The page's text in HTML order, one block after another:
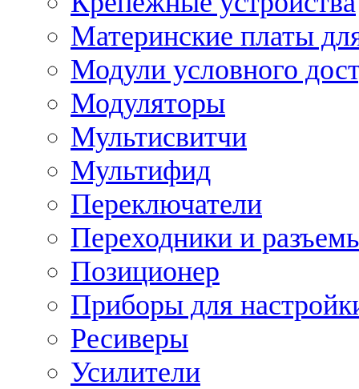
Материнские платы
Модули условного
Модуляторы
Мультисвитчи
Мультифид
Переключатели
Переходники и
Позиционер
Приборы для
Ресиверы
Усилители